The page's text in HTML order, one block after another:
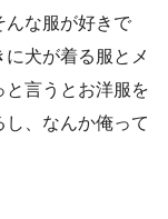
んな服が好きで
犬が着る服とメ
と言うとお洋服を
、なんか俺って